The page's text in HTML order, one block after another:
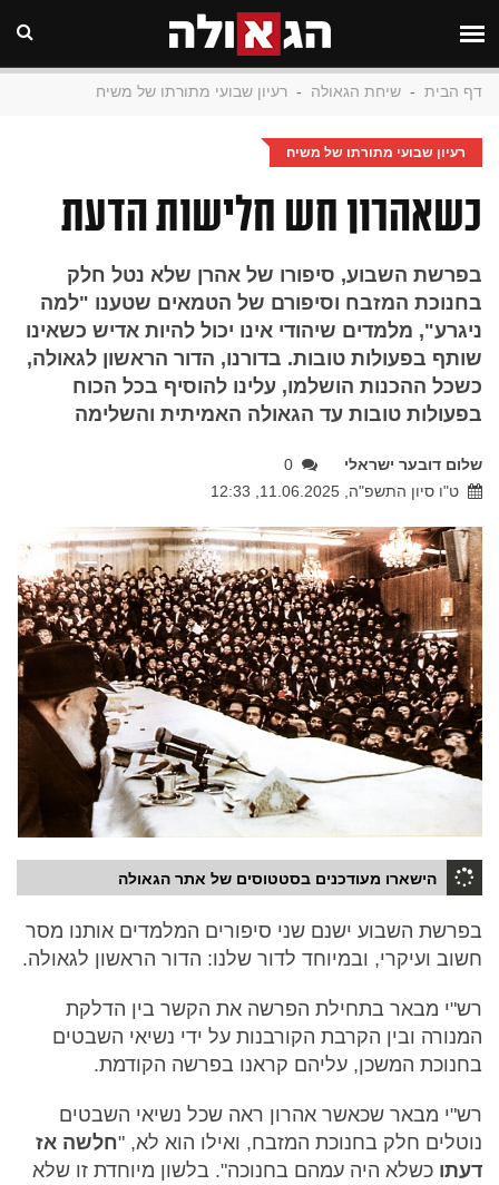
דף הבית - שיחת הגאולה - רעיון שבועי מתורתו של משיח
רעיון שבועי מתורתו של משיח
כשאהרון חש חלישות הדעת
בפרשת השבוע, סיפורו של אהרן שלא נטל חלק
בחנוכת המזבח וסיפורם של הטמאים שטענו "למה
ניגרע", מלמדים שיהודי אינו יכול להיות אדיש כשאינו
שותף בפעולות טובות. בדורנו, הדור הראשון לגאולה,
כשכל ההכנות הושלמו, עלינו להוסיף בכל הכוח
בפעולות טובות עד הגאולה האמיתית והשלימה
שלום דובער ישראלי
0
ט"ו סיון התשפ"ה, 11.06.2025, 12:33
הישארו מעודכנים בסטטוסים של אתר הגאולה
בפרשת השבוע ישנם שני סיפורים המלמדים אותנו מסר
חשוב ועיקרי, ובמיוחד לדור שלנו: הדור הראשון לגאולה.
רש"י מבאר בתחילת הפרשה את הקשר בין הדלקת
המנורה ובין הקרבת הקורבנות על ידי נשיאי השבטים
בחנוכת המשכן, עליהם קראנו בפרשה הקודמת.
רש"י מבאר שכאשר אהרון ראה שכל נשיאי השבטים
נוטלים חלק בחנוכת המזבח, ואילו הוא לא, "חלשה אז
דעתו כשלא היה עמהם בחנוכה". בלשון מיוחדת זו שלא